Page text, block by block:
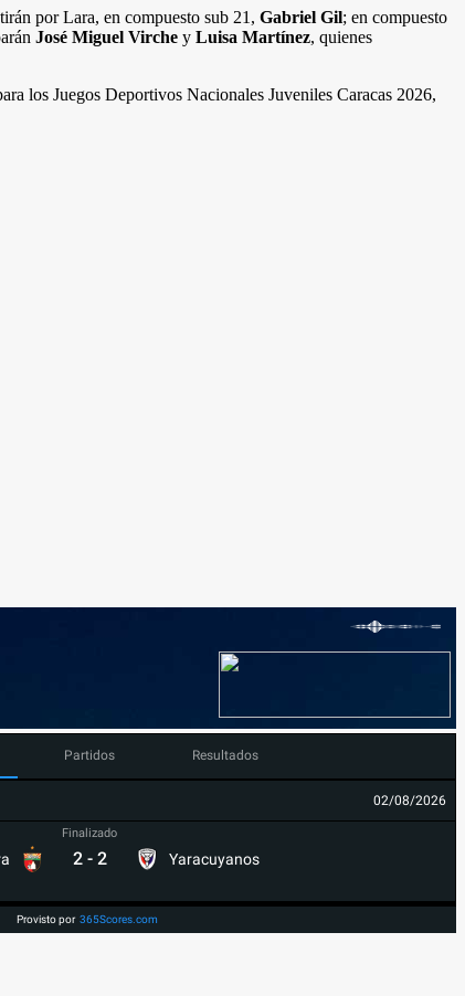
por Lara, en compuesto sub 21, Gabriel Gil; en compuesto
José Miguel Virche y Luisa Martínez, quienes
los Juegos Deportivos Nacionales Juveniles Caracas 2026,
Partidos Resultados
02/08/2026
Finalizado
2 - 2 Yaracuyanos
Provisto por 365Scores.com